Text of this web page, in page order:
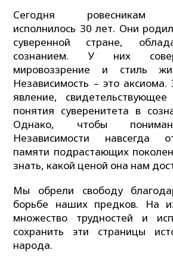
Сегодня ровесникам
исполнилось 30 лет. Они
суверенной стране,
сознанием. У них
мировоззрение и стиль
Независимость – это
явление,
понятия суверенитета в
Однако, чтобы
Независимости навсегда
памяти подрастающих
знать, какой ценой она нам
Мы обрели свободу
борьбе наших предков. На
множество трудностей и
сохранить эти страницы
народа.